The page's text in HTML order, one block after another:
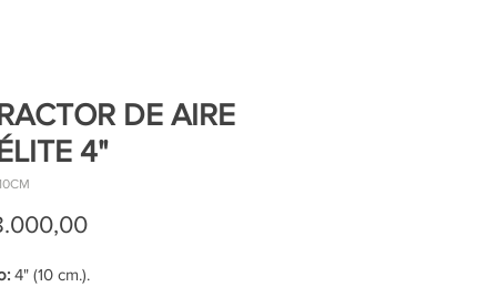
DE AIRE
4"
Precio
4" (10 cm.).